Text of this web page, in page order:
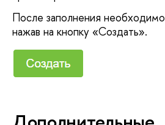
После заполнения необходимо
нажав на кнопку «Создать».